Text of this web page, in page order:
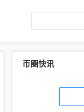
币圈快讯